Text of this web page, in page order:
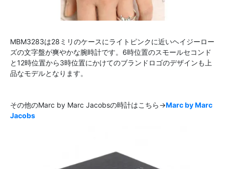
MBM3283は28ミリのケースにライトピンクに近いヘイジーロー
ズの文字盤が爽やかな腕時計です。6時位置のスモールセコンド
と12時位置から3時位置にかけてのブランドロゴのデザインも上
品なモデルとなります。
その他のMarc by Marc Jacobsの時計はこちら→Marc by Marc
Jacobs